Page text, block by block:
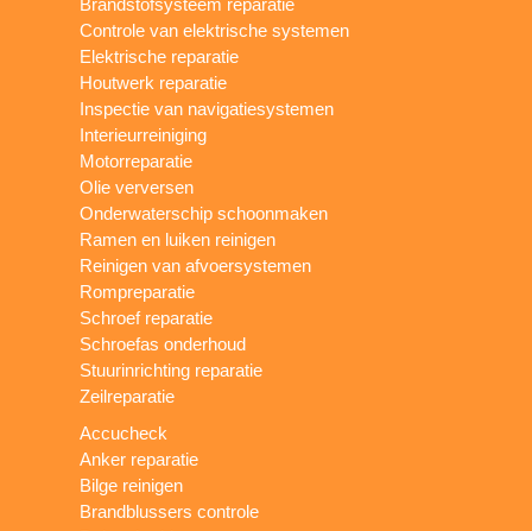
Controle van elektrische systemen
Elektrische reparatie
Houtwerk reparatie
Inspectie van navigatiesystemen
Interieurreiniging
Motorreparatie
Olie verversen
Onderwaterschip schoonmaken
Ramen en luiken reinigen
Reinigen van afvoersystemen
Rompreparatie
Schroef reparatie
Schroefas onderhoud
Stuurinrichting reparatie
Zeilreparatie
Accucheck
Anker reparatie
Bilge reinigen
Brandblussers controle